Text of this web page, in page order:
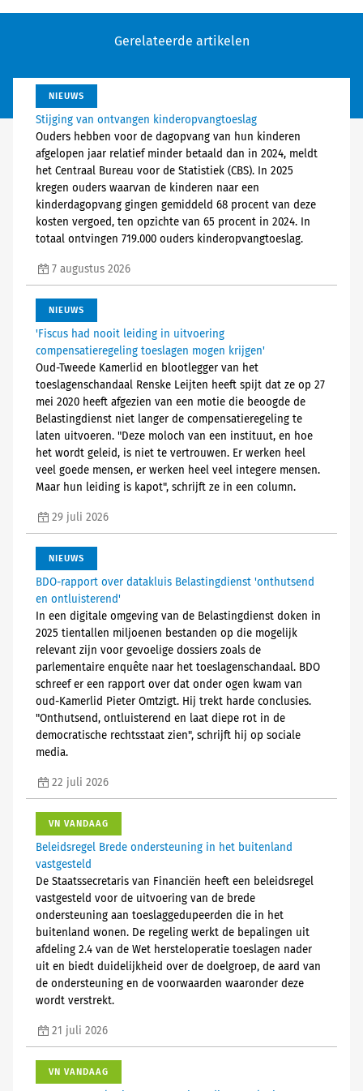
Gerelateerde artikelen
NIEUWS
Stijging van ontvangen kinderopvangtoeslag
Ouders hebben voor de dagopvang van hun kinderen
afgelopen jaar relatief minder betaald dan in 2024, meldt
het Centraal Bureau voor de Statistiek (CBS). In 2025
kregen ouders waarvan de kinderen naar een
kinderdagopvang gingen gemiddeld 68 procent van deze
kosten vergoed, ten opzichte van 65 procent in 2024. In
totaal ontvingen 719.000 ouders kinderopvangtoeslag.
7 augustus 2026
NIEUWS
'Fiscus had nooit leiding in uitvoering
compensatieregeling toeslagen mogen krijgen'
Oud-Tweede Kamerlid en blootlegger van het
toeslagenschandaal Renske Leijten heeft spijt dat ze op 27
mei 2020 heeft afgezien van een motie die beoogde de
Belastingdienst niet langer de compensatieregeling te
laten uitvoeren. "Deze moloch van een instituut, en hoe
het wordt geleid, is niet te vertrouwen. Er werken heel
veel goede mensen, er werken heel veel integere mensen.
Maar hun leiding is kapot", schrijft ze in een column.
29 juli 2026
NIEUWS
BDO-rapport over datakluis Belastingdienst 'onthutsend
en ontluisterend'
In een digitale omgeving van de Belastingdienst doken in
2025 tientallen miljoenen bestanden op die mogelijk
relevant zijn voor gevoelige dossiers zoals de
parlementaire enquête naar het toeslagenschandaal. BDO
schreef er een rapport over dat onder ogen kwam van
oud-Kamerlid Pieter Omtzigt. Hij trekt harde conclusies.
"Onthutsend, ontluisterend en laat diepe rot in de
democratische rechtsstaat zien", schrijft hij op sociale
media.
22 juli 2026
VN VANDAAG
Beleidsregel Brede ondersteuning in het buitenland
vastgesteld
De Staatssecretaris van Financiën heeft een beleidsregel
vastgesteld voor de uitvoering van de brede
ondersteuning aan toeslaggedupeerden die in het
buitenland wonen. De regeling werkt de bepalingen uit
afdeling 2.4 van de Wet hersteloperatie toeslagen nader
uit en biedt duidelijkheid over de doelgroep, de aard van
de ondersteuning en de voorwaarden waaronder deze
wordt verstrekt.
21 juli 2026
VN VANDAAG